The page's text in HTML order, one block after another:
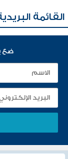
القائمة
ضع